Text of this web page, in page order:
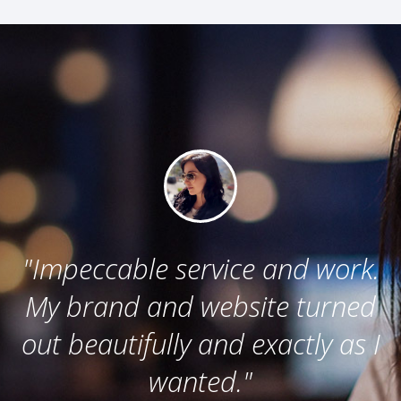
"Great service from Gustavo
and team. Professional and
quality work in website
development and visual identity